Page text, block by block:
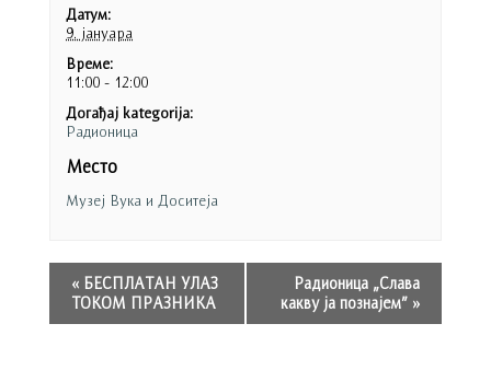
Датум:
9. јануара
Време:
11:00 - 12:00
Догађај kategorija:
Радионица
Место
Музеј Вука и Доситеја
«БЕСПЛАТАН УЛАЗ
ТОКОМ ПРАЗНИКА
Радионица „Слава
какву ја познајем” »